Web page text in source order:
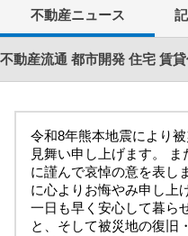
不動産ニュース
不動産流通 都市開発 住宅 賃
令和8年熊本地震により
見舞い申し上げます。
に謹んで哀悼の意を表し
に心よりお悔やみ申し上
一日も早く安心して暮ら
と、そして被災地の復旧